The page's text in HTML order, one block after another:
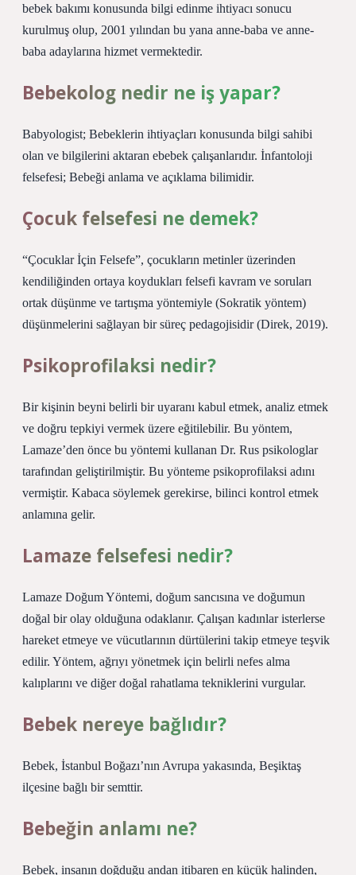
bebek bakımı konusunda bilgi edinme ihtiyacı sonucu
kurulmuş olup, 2001 yılından bu yana anne-baba ve anne-
baba adaylarına hizmet vermektedir.
Bebekolog nedir ne iş yapar?
Babyologist; Bebeklerin ihtiyaçları konusunda bilgi sahibi
olan ve bilgilerini aktaran ebebek çalışanlarıdır. İnfantoloji
felsefesi; Bebeği anlama ve açıklama bilimidir.
Çocuk felsefesi ne demek?
“Çocuklar İçin Felsefe”, çocukların metinler üzerinden
kendiliğinden ortaya koydukları felsefi kavram ve soruları
ortak düşünme ve tartışma yöntemiyle (Sokratik yöntem)
düşünmelerini sağlayan bir süreç pedagojisidir (Direk, 2019).
Psikoprofilaksi nedir?
Bir kişinin beyni belirli bir uyaranı kabul etmek, analiz etmek
ve doğru tepkiyi vermek üzere eğitilebilir. Bu yöntem,
Lamaze’den önce bu yöntemi kullanan Dr. Rus psikologlar
tarafından geliştirilmiştir. Bu yönteme psikoprofilaksi adını
vermiştir. Kabaca söylemek gerekirse, bilinci kontrol etmek
anlamına gelir.
Lamaze felsefesi nedir?
Lamaze Doğum Yöntemi, doğum sancısına ve doğumun
doğal bir olay olduğuna odaklanır. Çalışan kadınlar isterlerse
hareket etmeye ve vücutlarının dürtülerini takip etmeye teşvik
edilir. Yöntem, ağrıyı yönetmek için belirli nefes alma
kalıplarını ve diğer doğal rahatlama tekniklerini vurgular.
Bebek nereye bağlıdır?
Bebek, İstanbul Boğazı’nın Avrupa yakasında, Beşiktaş
ilçesine bağlı bir semttir.
Bebeğin anlamı ne?
Bebek, insanın doğduğu andan itibaren en küçük halinden,